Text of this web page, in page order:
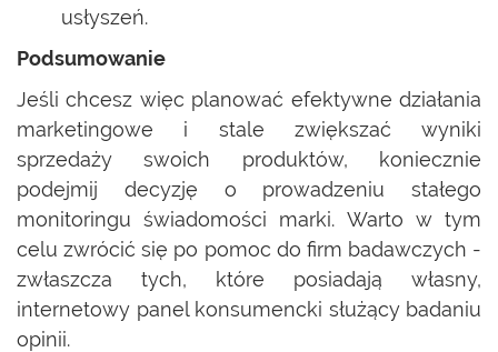
usłyszeń.
Podsumowanie
Jeśli chcesz więc planować efektywne działania
marketingowe i stale zwiększać wyniki
sprzedaży swoich produktów, koniecznie
podejmij decyzję o prowadzeniu stałego
monitoringu świadomości marki. Warto w tym
celu zwrócić się po pomoc do firm badawczych -
zwłaszcza tych, które posiadają własny,
internetowy panel konsumencki służący badaniu
opinii.